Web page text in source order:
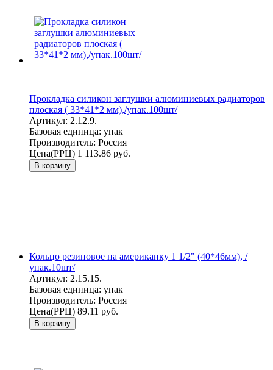
Прокладка силикон заглушки алюминиевых радиаторов
плоская ( 33*41*2 мм),/упак.100шт/
Артикул: 2.12.9.
Базовая единица: упак
Производитель: Россия
Цена(РРЦ) 1 113.86 руб.
В корзину
Кольцо резиновое на американку 1 1/2" (40*46мм), /
упак.10шт/
Артикул: 2.15.15.
Базовая единица: упак
Производитель: Россия
Цена(РРЦ) 89.11 руб.
В корзину